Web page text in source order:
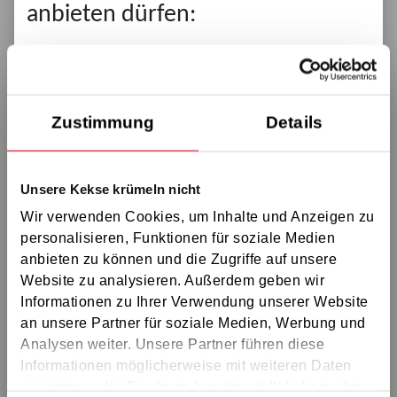
Zustimmung Details
Unsere Kekse krümeln nicht
Wir verwenden Cookies, um Inhalte und Anzeigen zu
personalisieren, Funktionen für soziale Medien
anbieten zu können und die Zugriffe auf unsere
Website zu analysieren. Außerdem geben wir
Informationen zu Ihrer Verwendung unserer Website
an unsere Partner für soziale Medien, Werbung und
Analysen weiter. Unsere Partner führen diese
Informationen möglicherweise mit weiteren Daten
anbieten dürfen:
GS Schweinfurt
GS Würzburg
GS Bamberg
GS Erlangen
GS Nürnberg
GS Westmittelfranken
GS Amberg
GS Regensburg
GS Ingolstadt